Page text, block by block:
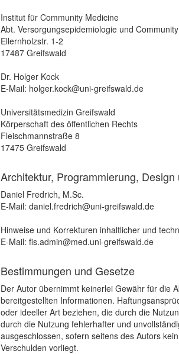
Institut für Community Medicine
Abt. Versorgungsepidemiologie und
Ellernholzstr. 1-2
17487 Greifswald
Dr. Holger Kock
E-Mail: holger.kock@uni-greifswald.de
Universitätsmedizin Greifswald
Körperschaft des öffentlichen Rechts
Fleischmannstraße 8
17475 Greifswald
Architektur, Programmierung,
Daniel Fredrich, M.Sc.
E-Mail: daniel.fredrich@uni-greifswald.de
Hinweise und Korrekturen inhaltlicher und
E-Mail: fis.admin@med.uni-greifswald.de
Bestimmungen und Gesetze
Der Autor übernimmt keinerlei Gewähr für die
bereitgestellten Informationen.
oder ideeller Art beziehen, die durch die
durch die Nutzung fehlerhafter und
ausgeschlossen, sofern seitens des Autors
Verschulden vorliegt.